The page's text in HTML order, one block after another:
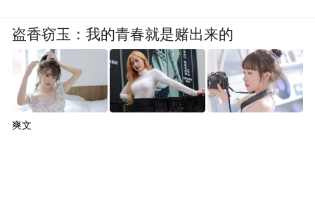
盗香窃玉：我的青春就是赌出来的
爽文